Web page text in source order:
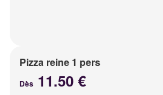
Pizza reine 1 pers
Dès 11.50 €